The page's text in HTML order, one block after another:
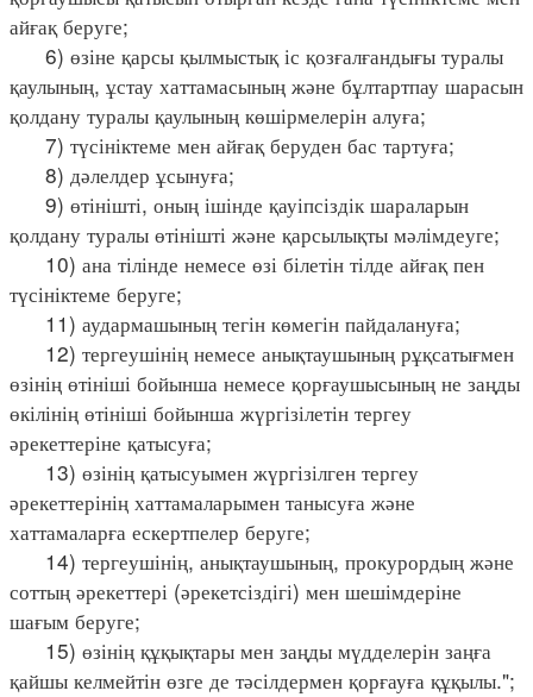
айғақ беруге;
6) өзіне қарсы қылмыстық іс қозғалғандығы туралы
қаулының, ұстау хаттамасының және бұлтартпау шарасын
қолдану туралы қаулының көшірмелерін алуға;
7) түсініктеме мен айғақ беруден бас тартуға;
8) дәлелдер ұсынуға;
9) өтінішті, оның ішінде қауіпсіздік шараларын
қолдану туралы өтінішті және қарсылықты мәлімдеуге;
10) ана тілінде немесе өзі білетін тілде айғақ пен
түсініктеме беруге;
11) аудармашының тегін көмегін пайдалануға;
12) тергеушінің немесе анықтаушының рұқсатығмен
өзінің өтініші бойынша немесе қорғаушысының не заңды
өкілінің өтініші бойынша жүргізілетін тергеу
әрекеттеріне қатысуға;
13) өзінің қатысуымен жүргізілген тергеу
әрекеттерінің хаттамаларымен танысуға және
хаттамаларға ескертпелер беруге;
14) тергеушінің, анықтаушының, прокурордың және
соттың әрекеттері (әрекетсіздігі) мен шешімдеріне
шағым беруге;
15) өзінің құқықтары мен заңды мүдделерін заңға
қайшы келмейтін өзге де тәсілдермен қорғауға құқылы.";